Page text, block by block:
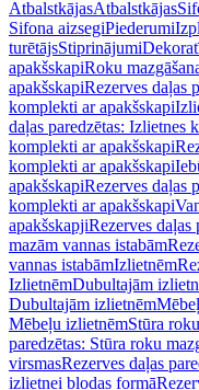
AtbalstkājasAtbalstkājas
Sifona aizsegiPiederumi
turētājsStiprinājumi
apakšskapiRoku
apakšskapiRezerves daļas
komplekti ar apakšskapi
daļas paredzētas: Izlietnes
komplekti ar apakšskapi
komplekti ar apakšskapi
apakšskapiRezerves daļas
komplekti ar apakšskapi
apakšskapjiRezerves daļas
mazām vannas istabām
vannas istabāmIzlietnēm
IzlietnēmDubultajām
Dubultajām izlietnēm
Mēbeļu izlietnēmStūra
paredzētas: Stūra roku
virsmasRezerves daļas
izlietnei bļodas formā